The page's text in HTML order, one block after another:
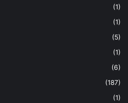
(1)
(1)
(5)
(1)
(6)
(187)
(1)